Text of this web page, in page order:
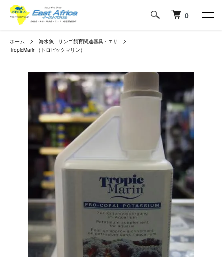
0
ホーム
海水魚・サンゴ飼育関連器具・エサ
TropicMarin（トロピックマリン）